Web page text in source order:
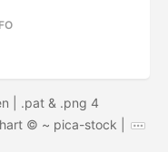
| .pat & .png 4
© ~ pica-stock |